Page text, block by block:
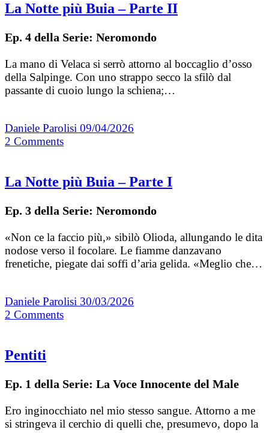
La Notte più Buia – Parte II
Ep. 4 della Serie: Neromondo
La mano di Velaca si serrò attorno al boccaglio d’osso
della Salpinge. Con uno strappo secco la sfilò dal
passante di cuoio lungo la schiena;…
Daniele Parolisi 09/04/2026
2 Comments
La Notte più Buia – Parte I
Ep. 3 della Serie: Neromondo
«Non ce la faccio più,» sibilò Olioda, allungando le dita
nodose verso il focolare. Le fiamme danzavano
frenetiche, piegate dai soffi d’aria gelida. «Meglio che…
Daniele Parolisi 30/03/2026
2 Comments
Pentiti
Ep. 1 della Serie: La Voce Innocente del Male
Ero inginocchiato nel mio stesso sangue. Attorno a me
si stringeva il cerchio di quelli che, presumevo, dopo la